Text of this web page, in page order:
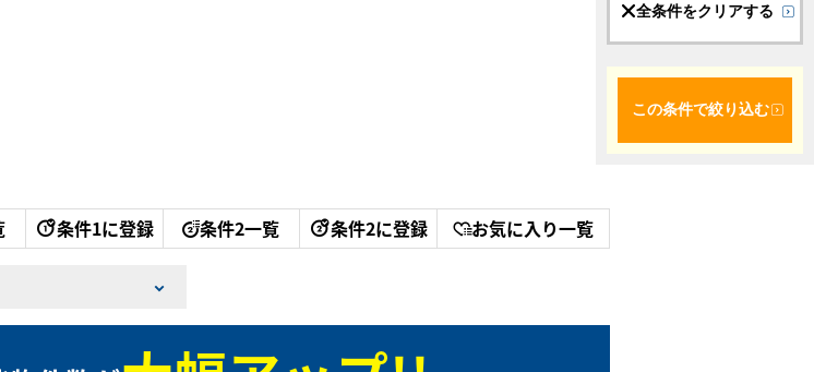
全条件をクリアする
この条件で絞り込む
条件1に登録 条件2一覧 条件2に登録 お気に入り一覧